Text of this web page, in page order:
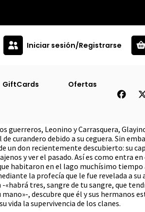
Iniciar sesión/Registrarse
GiftCards Ofertas
Poder De Los Tres #2
guerreros, Leonino y Carrasquera,
curandero debido a su ceguera. Sin
un don recientemente descubierto: su
y ver el pasado. Así es como entra
habitaron en el lago muchísimo tiempo
la profecía que le fue revelada a su
«habrá tres, sangre de tu sangre, que
, descubre que él y sus hermanos
vida la supervivencia de los clanes.